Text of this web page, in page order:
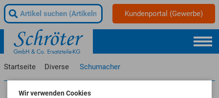
Kundenportal (Gewerbe)
Startseite Diverse Schumacher
Wir verwenden Cookies